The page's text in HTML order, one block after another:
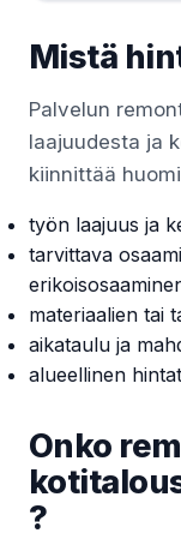
Mistä
Palvelun
laajuudesta ja
kiinnittää
työn laajuus ja
tarvittava
materiaalien tai
aikataulu ja
alueellinen
Onko
?